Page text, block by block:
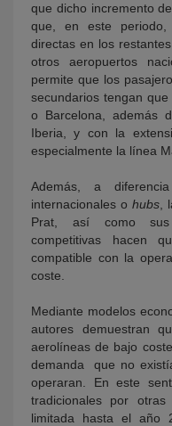
que dicho incremento
que, en este periodo,
directas en los
otros aeropuertos
permite que los
secundarios tengan
o Barcelona, además
Iberia, y con la
especialmente la línea
Además, a
internacionales o hubs,
Prat, así como sus
competitivas hacen
compatible con la
coste.
Mediante modelos
autores demuestran
aerolíneas de bajo
demanda que no
operaran. En este
tradicionales por
limitada hasta el año